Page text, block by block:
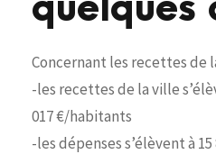
quelques
Concernant les recettes de
-les recettes de la ville
017 €/habitants
-les dépenses s’élèvent à 15